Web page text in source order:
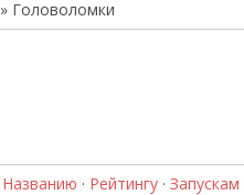
» Головоломки
Названию · Рейтингу· Запускам